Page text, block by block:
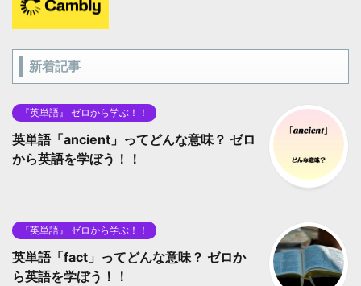
新着記事
『英単語』 ゼロから学ぶ！！
英単語「ancient」ってどんな意味？ ゼロ
から英語を学ぼう！！
『英単語』 ゼロから学ぶ！！
英単語「fact」ってどんな意味？ ゼロか
ら英語を学ぼう！！